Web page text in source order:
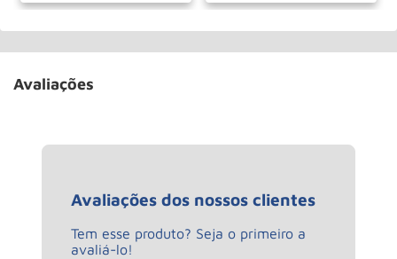
Avaliações
Avaliações dos nossos clientes
Tem esse produto? Seja o primeiro a
avaliá-lo!